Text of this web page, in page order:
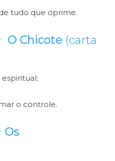
tudo que oprime.
O Chicote (carta
o controle.
Os